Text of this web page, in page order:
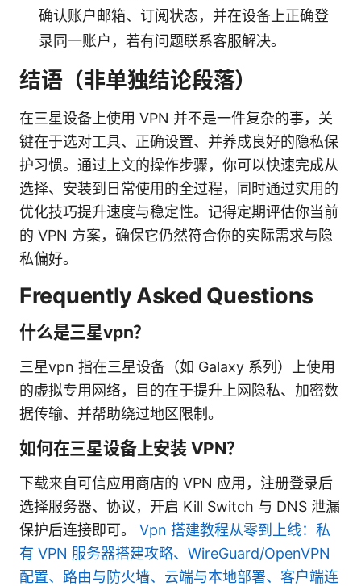
确认账户邮箱、订阅状态，并在设备上正确登
录同一账户，若有问题联系客服解决。
结语（非单独结论段落）
在三星设备上使用 VPN 并不是一件复杂的事，关
键在于选对工具、正确设置、并养成良好的隐私保
护习惯。通过上文的操作步骤，你可以快速完成从
选择、安装到日常使用的全过程，同时通过实用的
优化技巧提升速度与稳定性。记得定期评估你当前
的 VPN 方案，确保它仍然符合你的实际需求与隐
私偏好。
Frequently Asked Questions
什么是三星vpn？
三星vpn 指在三星设备（如 Galaxy 系列）上使用
的虚拟专用网络，目的在于提升上网隐私、加密数
据传输、并帮助绕过地区限制。
如何在三星设备上安装 VPN？
下载来自可信应用商店的 VPN 应用，注册登录后
选择服务器、协议，开启 Kill Switch 与 DNS 泄漏
保护后连接即可。 Vpn 搭建教程从零到上线：私
有 VPN 服务器搭建攻略、WireGuard/OpenVPN
配置、路由与防火墙、云端与本地部署、客户端连